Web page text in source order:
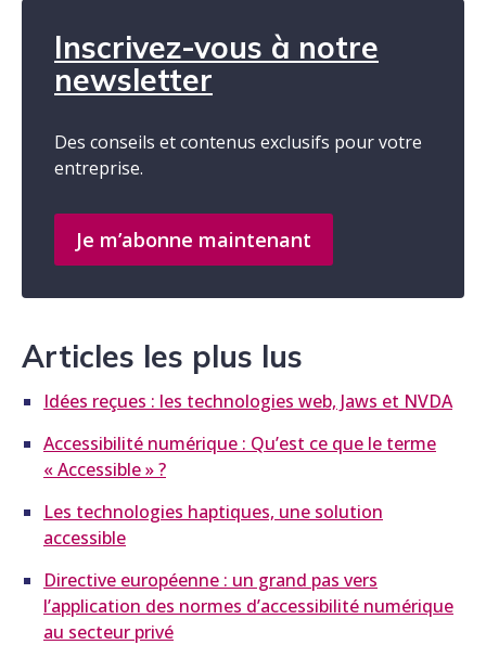
Inscrivez-vous à notre
newsletter
Des conseils et contenus exclusifs pour votre
entreprise.
Je m’abonne maintenant
Articles les plus lus
Idées reçues : les technologies web, Jaws et NVDA
Accessibilité numérique : Qu’est ce que le terme
« Accessible » ?
Les technologies haptiques, une solution
accessible
Directive européenne : un grand pas vers
l’application des normes d’accessibilité numérique
au secteur privé